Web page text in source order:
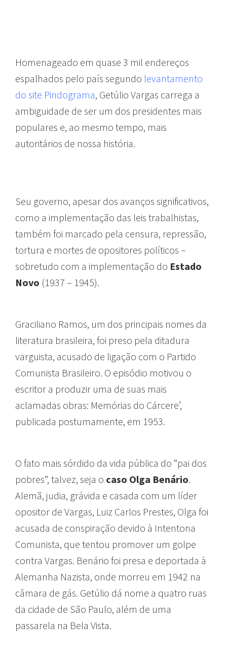
Homenageado em quase 3 mil endereços
espalhados pelo país segundo levantamento
do site Pindograma, Getúlio Vargas carrega a
ambiguidade de ser um dos presidentes mais
populares e, ao mesmo tempo, mais
autoritários de nossa história.
Seu governo, apesar dos avanços significativos,
como a implementação das leis trabalhistas,
também foi marcado pela censura, repressão,
tortura e mortes de opositores políticos –
sobretudo com a implementação do Estado
Novo (1937 – 1945).
Graciliano Ramos, um dos principais nomes da
literatura brasileira, foi preso pela ditadura
varguista, acusado de ligação com o Partido
Comunista Brasileiro. O episódio motivou o
escritor a produzir uma de suas mais
aclamadas obras: Memórias do Cárcere’,
publicada postumamente, em 1953.
O fato mais sórdido da vida pública do “pai dos
pobres”, talvez, seja o caso Olga Benário.
Alemã, judia, grávida e casada com um líder
opositor de Vargas, Luiz Carlos Prestes, Olga foi
acusada de conspiração devido à Intentona
Comunista, que tentou promover um golpe
contra Vargas. Benário foi presa e deportada à
Alemanha Nazista, onde morreu em 1942 na
câmara de gás. Getúlio dá nome a quatro ruas
da cidade de São Paulo, além de uma
passarela na Bela Vista.